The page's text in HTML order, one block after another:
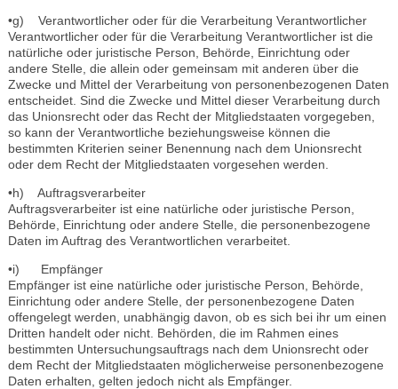
•g) Verantwortlicher oder für die Verarbeitung Verantwortlicher
Verantwortlicher oder für die Verarbeitung Verantwortlicher ist die
natürliche oder juristische Person, Behörde, Einrichtung oder
andere Stelle, die allein oder gemeinsam mit anderen über die
Zwecke und Mittel der Verarbeitung von personenbezogenen Daten
entscheidet. Sind die Zwecke und Mittel dieser Verarbeitung durch
das Unionsrecht oder das Recht der Mitgliedstaaten vorgegeben,
so kann der Verantwortliche beziehungsweise können die
bestimmten Kriterien seiner Benennung nach dem Unionsrecht
oder dem Recht der Mitgliedstaaten vorgesehen werden.
•h) Auftragsverarbeiter
Auftragsverarbeiter ist eine natürliche oder juristische Person,
Behörde, Einrichtung oder andere Stelle, die personenbezogene
Daten im Auftrag des Verantwortlichen verarbeitet.
•i) Empfänger
Empfänger ist eine natürliche oder juristische Person, Behörde,
Einrichtung oder andere Stelle, der personenbezogene Daten
offengelegt werden, unabhängig davon, ob es sich bei ihr um einen
Dritten handelt oder nicht. Behörden, die im Rahmen eines
bestimmten Untersuchungsauftrags nach dem Unionsrecht oder
dem Recht der Mitgliedstaaten möglicherweise personenbezogene
Daten erhalten, gelten jedoch nicht als Empfänger.